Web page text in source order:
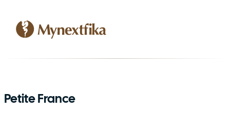
Petite France